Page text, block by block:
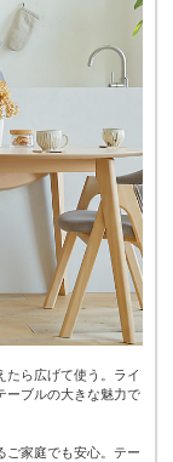
たら広げて使う。ライ
ーブルの大きな魅力で
ご家庭でも安心。テー